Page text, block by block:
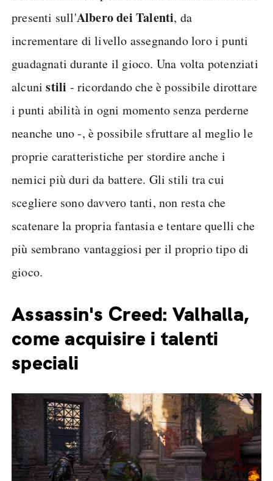
presenti sull'Albero dei Talenti, da
incrementare di livello assegnando loro i punti
guadagnati durante il gioco. Una volta potenziati
alcunistili - ricordando che è possibile dirottare
i punti abilità in ogni momento senza perderne
neanche uno -, è possibile sfruttare al meglio le
proprie caratteristiche per stordire anche i
nemici più duri da battere. Gli stili tra cui
scegliere sono davvero tanti, non resta che
scatenare la propria fantasia e tentare quelli che
più sembrano vantaggiosi per il proprio tipo di
gioco.
Assassin's Creed: Valhalla,
come acquisire i talenti
speciali